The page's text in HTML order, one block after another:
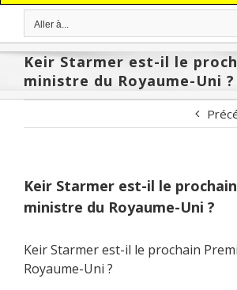
Aller à...
Keir Starmer est-il le
ministre du Royaume-Uni ?
Keir Starmer est-il le
ministre du Royaume-Uni ?
Keir Starmer est-il le prochain
Royaume-Uni ?